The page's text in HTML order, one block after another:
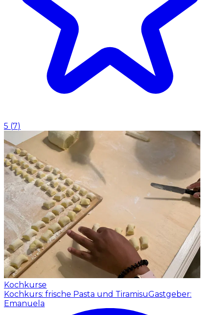
5 (7)
Kochkurse
Kochkurs: frische Pasta und TiramisuGastgeber:
Emanuela